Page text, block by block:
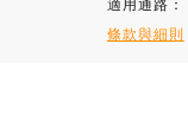
適用通路：
條款與細則